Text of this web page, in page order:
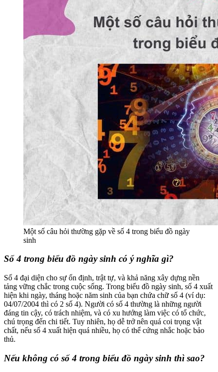
Một số câu hỏi thường gặp về số 4 trong biểu đồ ngày
sinh
Số 4 trong biểu đồ ngày sinh có ý nghĩa gì?
Số 4 đại diện cho sự ổn định, trật tự, và khả năng xây dựng nền
tảng vững chắc trong cuộc sống. Trong biểu đồ ngày sinh, số 4 xuất
hiện khi ngày, tháng hoặc năm sinh của bạn chứa chữ số 4 (ví dụ:
04/07/2004 thì có 2 số 4). Người có số 4 thường là những người
đáng tin cậy, có trách nhiệm, và có xu hướng làm việc có tổ chức,
chú trọng đến chi tiết. Tuy nhiên, họ dễ trở nên quá coi trọng vật
chất, nếu số 4 xuất hiện quá nhiều, họ có thể cứng nhắc hoặc bảo
thủ.
Nếu không có số 4 trong biểu đồ ngày sinh thì sao?